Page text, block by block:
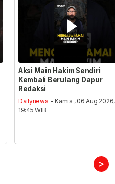
Aksi Main Hakim Sendiri
Kembali Berulang Dapur
Redaksi
Dailynews - Kamis , 06 Aug 2026,
19:45 WIB
>